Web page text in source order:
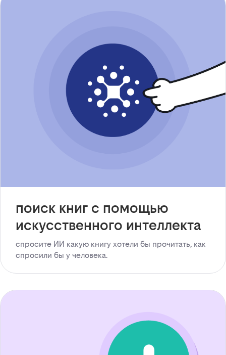
поиск книг с помощью
искусственного интеллекта
спросите ИИ какую книгу хотели бы прочитать, как
спросили бы у человека.